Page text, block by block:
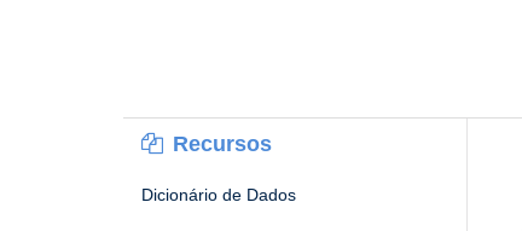
Recursos
Dicionário de Dados